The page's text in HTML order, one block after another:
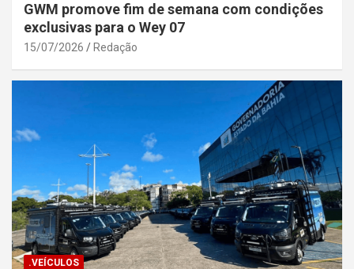
GWM promove fim de semana com condições
exclusivas para o Wey 07
15/07/2026 Redação
.VEÍCULOS